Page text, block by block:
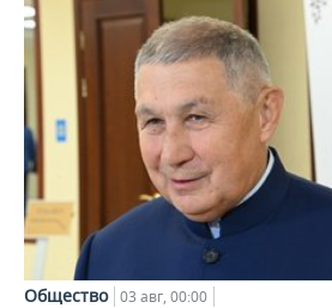
Общество 03 авг, 00:00